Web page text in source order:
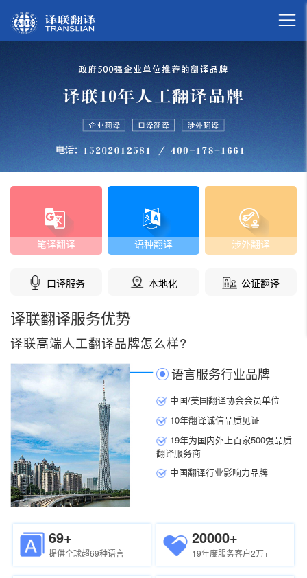

笔译翻译 语种翻译 涉外翻译
口译服务 本地化 公证翻译
译联翻译服务优势
译联高端人工翻译品牌怎么样?
语言服务行业品牌
中国/美国翻译协会会员单位
10年翻译诚信品质见证
19年为国内外上百家500强品质
翻译服务商
中国翻译行业影响力品牌
69+
提供全球超69种语言
20000+
19年度服务客户2万+